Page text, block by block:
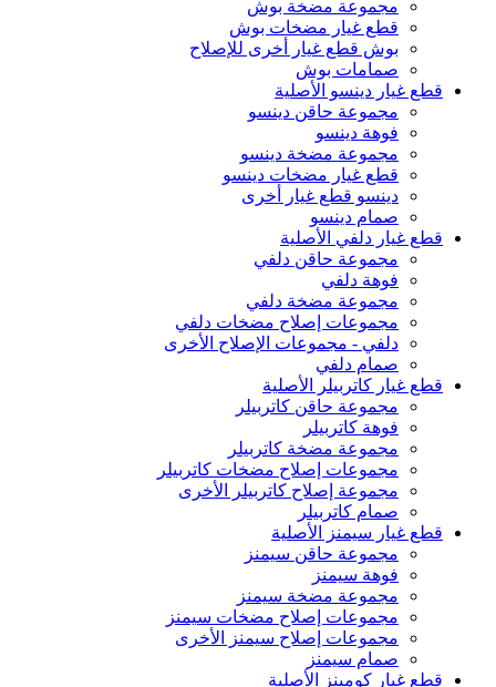
مجموعة مضخة بوش
قطع غيار مضخات بوش
بوش قطع غيار أخرى للإصلاح
صمامات بوش
قطع غيار دينسو الأصلية
مجموعة حاقن دينسو
فوهة دينسو
مجموعة مضخة دينسو
قطع غيار مضخات دينسو
دينسو قطع غيار أخرى
صمام دينسو
قطع غيار دلفي الأصلية
مجموعة حاقن دلفي
فوهة دلفي
مجموعة مضخة دلفي
مجموعات إصلاح مضخات دلفي
دلفي - مجموعات الإصلاح الأخرى
صمام دلفي
قطع غيار كاتربيلر الأصلية
مجموعة حاقن كاتربيلر
فوهة كاتربيلر
مجموعة مضخة كاتربيلر
مجموعات إصلاح مضخات كاتربيلر
مجموعة إصلاح كاتربيلر الأخرى
صمام كاتربيلر
قطع غيار سيمنز الأصلية
مجموعة حاقن سيمنز
فوهة سيمنز
مجموعة مضخة سيمنز
مجموعات إصلاح مضخات سيمنز
مجموعات إصلاح سيمنز الأخرى
صمام سيمنز
قطع غيار كومينز الأصلية